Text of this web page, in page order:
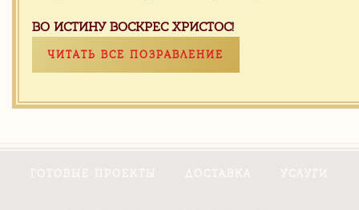
ВО ИСТИНУ ВОСКРЕС ХРИСТОС!
ЧИТАТЬ ВСЕ ПОЗРАВЛЕНИЕ